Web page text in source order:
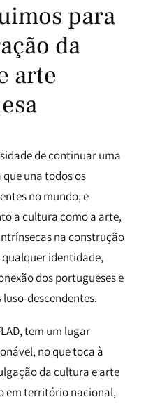
para
da
arte
de continuar uma
una todos os
no mundo, e
a cultura como a arte,
na construção
identidade,
dos portugueses e
descendentes.
tem um lugar
no que toca à
da cultura e arte
em território nacional,